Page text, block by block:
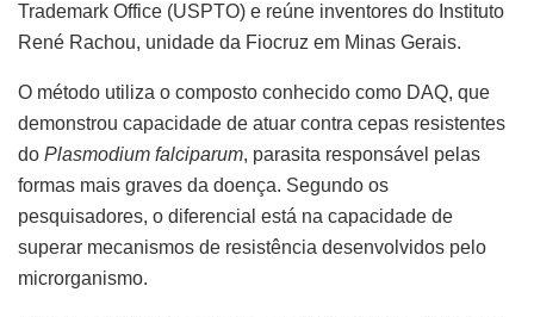
Trademark Office (USPTO) e reúne inventores do Instituto
René Rachou, unidade da Fiocruz em Minas Gerais.
O método utiliza o composto conhecido como DAQ, que
demonstrou capacidade de atuar contra cepas resistentes
do Plasmodium falciparum, parasita responsável pelas
formas mais graves da doença. Segundo os
pesquisadores, o diferencial está na capacidade de
superar mecanismos de resistência desenvolvidos pelo
microrganismo.